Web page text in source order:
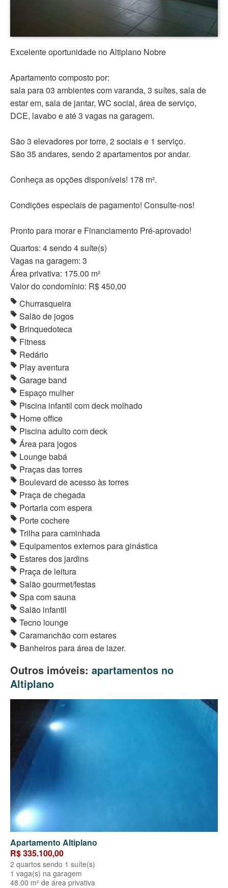
Excelente oportunidade no Altiplano Nobre
Apartamento composto por:
sala para 03 ambientes com varanda, 3 suítes, sala de
estar em, sala de jantar, WC social, área de serviço,
DCE, lavabo e até 3 vagas na garagem.
São 3 elevadores por torre, 2 sociais e 1 serviço.
São 35 andares, sendo 2 apartamentos por andar.
Conheça as opções disponíveis! 178 m².
Condições especiais de pagamento! Consulte-nos!
Pronto para morar e Financiamento Pré-aprovado!
Quartos: 4 sendo 4 suíte(s)
Vagas na garagem: 3
Área privativa: 175.00 m²
Valor do condomínio: R$ 450,00
Churrasqueira
Salão de jogos
Brinquedoteca
Fitness
Redário
Play aventura
Garage band
Espaço mulher
Piscina infantil com deck molhado
Home office
Piscina adulto com deck
Área para jogos
Lounge babá
Praças das torres
Boulevard de acesso às torres
Praça de chegada
Portaria com espera
Porte cochere
Trilha para caminhada
Equipamentos externos para ginástica
Estares dos jardins
Praça de leitura
Salão gourmet/festas
Spa com sauna
Salão infantil
Tecno lounge
Caramanchão com estares
Banheiros para área de lazer.
Outros imóveis: apartamentos no
Altiplano
Apartamento Altiplano
R$ 335.100,00
2 quartos sendo 1 suíte(s)
1 vaga(s) na garagem
48.00 m² de área privativa